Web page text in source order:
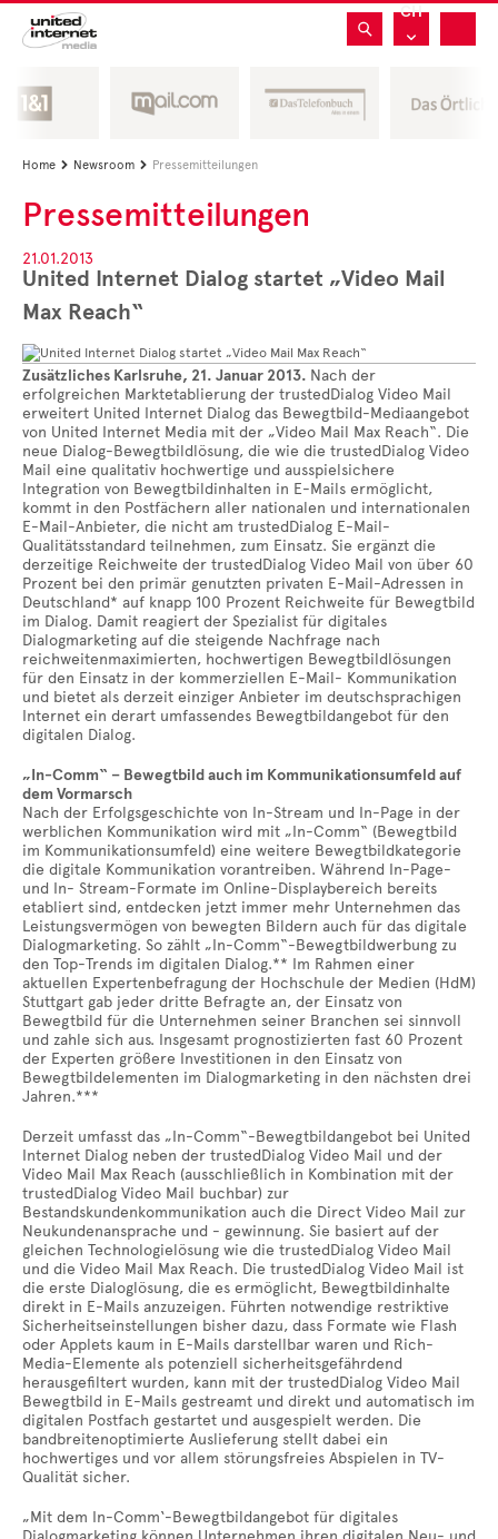
CH
Home  Newsroom  Pressemitteilungen
Pressemitteilungen
21.01.2013
United Internet Dialog startet „Video Mail
Max Reach“
Zusätzliches Karlsruhe, 21. Januar 2013. Nach der
erfolgreichen Marktetablierung der trustedDialog Video Mail
erweitert United Internet Dialog das Bewegtbild-Mediaangebot
von United Internet Media mit der „Video Mail Max Reach“. Die
neue Dialog-Bewegtbildlösung, die wie die trustedDialog Video
Mail eine qualitativ hochwertige und ausspielsichere
Integration von Bewegtbildinhalten in E-Mails ermöglicht,
kommt in den Postfächern aller nationalen und internationalen
E-Mail-Anbieter, die nicht am trustedDialog E-Mail-
Qualitätsstandard teilnehmen, zum Einsatz. Sie ergänzt die
derzeitige Reichweite der trustedDialog Video Mail von über 60
Prozent bei den primär genutzten privaten E-Mail-Adressen in
Deutschland* auf knapp 100 Prozent Reichweite für Bewegtbild
im Dialog. Damit reagiert der Spezialist für digitales
Dialogmarketing auf die steigende Nachfrage nach
reichweitenmaximierten, hochwertigen Bewegtbildlösungen
für den Einsatz in der kommerziellen E-Mail- Kommunikation
und bietet als derzeit einziger Anbieter im deutschsprachigen
Internet ein derart umfassendes Bewegtbildangebot für den
digitalen Dialog.
„In-Comm“ – Bewegtbild auch im Kommunikationsumfeld auf
dem Vormarsch
Nach der Erfolgsgeschichte von In-Stream und In-Page in der
werblichen Kommunikation wird mit „In-Comm“ (Bewegtbild
im Kommunikationsumfeld) eine weitere Bewegtbildkategorie
die digitale Kommunikation vorantreiben. Während In-Page-
und In- Stream-Formate im Online-Displaybereich bereits
etabliert sind, entdecken jetzt immer mehr Unternehmen das
Leistungsvermögen von bewegten Bildern auch für das digitale
Dialogmarketing. So zählt „In-Comm“-Bewegtbildwerbung zu
den Top-Trends im digitalen Dialog.** Im Rahmen einer
aktuellen Expertenbefragung der Hochschule der Medien (HdM)
Stuttgart gab jeder dritte Befragte an, der Einsatz von
Bewegtbild für die Unternehmen seiner Branchen sei sinnvoll
und zahle sich aus. Insgesamt prognostizierten fast 60 Prozent
der Experten größere Investitionen in den Einsatz von
Bewegtbildelementen im Dialogmarketing in den nächsten drei
Jahren.***
Derzeit umfasst das „In-Comm“-Bewegtbildangebot bei United
Internet Dialog neben der trustedDialog Video Mail und der
Video Mail Max Reach (ausschließlich in Kombination mit der
trustedDialog Video Mail buchbar) zur
Bestandskundenkommunikation auch die Direct Video Mail zur
Neukundenansprache und - gewinnung. Sie basiert auf der
gleichen Technologielösung wie die trustedDialog Video Mail
und die Video Mail Max Reach. Die trustedDialog Video Mail ist
die erste Dialoglösung, die es ermöglicht, Bewegtbildinhalte
direkt in E-Mails anzuzeigen. Führten notwendige restriktive
Sicherheitseinstellungen bisher dazu, dass Formate wie Flash
oder Applets kaum in E-Mails darstellbar waren und Rich-
Media-Elemente als potenziell sicherheitsgefährdend
herausgefiltert wurden, kann mit der trustedDialog Video Mail
Bewegtbild in E-Mails gestreamt und direkt und automatisch im
digitalen Postfach gestartet und ausgespielt werden. Die
bandbreitenoptimierte Auslieferung stellt dabei ein
hochwertiges und vor allem störungsfreies Abspielen in TV-
Qualität sicher.
„Mit dem In-Comm‘-Bewegtbildangebot für digitales